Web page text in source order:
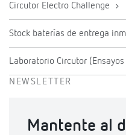
Circutor Electro Challenge
Stock baterías de entrega
Laboratorio Circutor
NEWSLETTER
Mantente al